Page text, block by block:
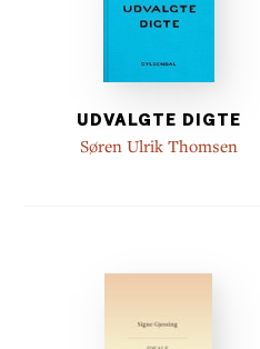
UDVALGTE DIGTE
Søren Ulrik Thomsen